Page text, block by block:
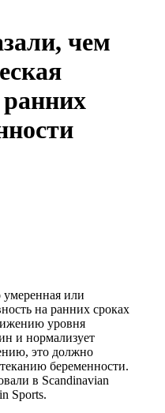
чем
или
на ранних сроках
уровня
и нормализует
это должно
беременности.
в Scandinavian
Sports.